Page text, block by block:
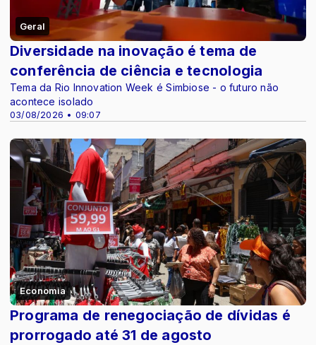
Geral
03/08/2026 • 09:07
Diversidade na inovação é tema de
conferência de ciência e tecnologia
Tema da Rio Innovation Week é Simbiose - o futuro não
acontece isolado
Economia
Programa de renegociação de dívidas é
prorrogado até 31 de agosto